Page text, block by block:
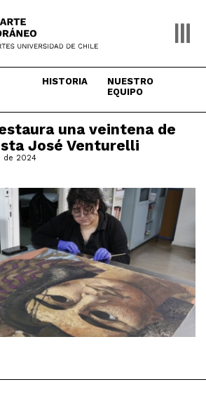
HISTORIA
NUESTRO
EQUIPO
una veintena de
José Venturelli
de 2024